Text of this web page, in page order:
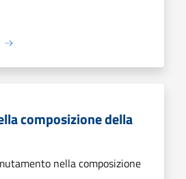
composizione della
nella composizione